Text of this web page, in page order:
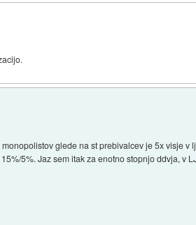
glede na st prebivalcev je 5x visje
5%. Jaz sem itak za enotno stopnjo ddvja, v